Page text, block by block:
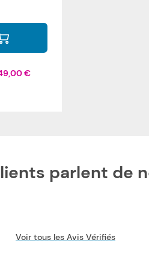
€
parlent de
Voir tous les Avis Vérifiés